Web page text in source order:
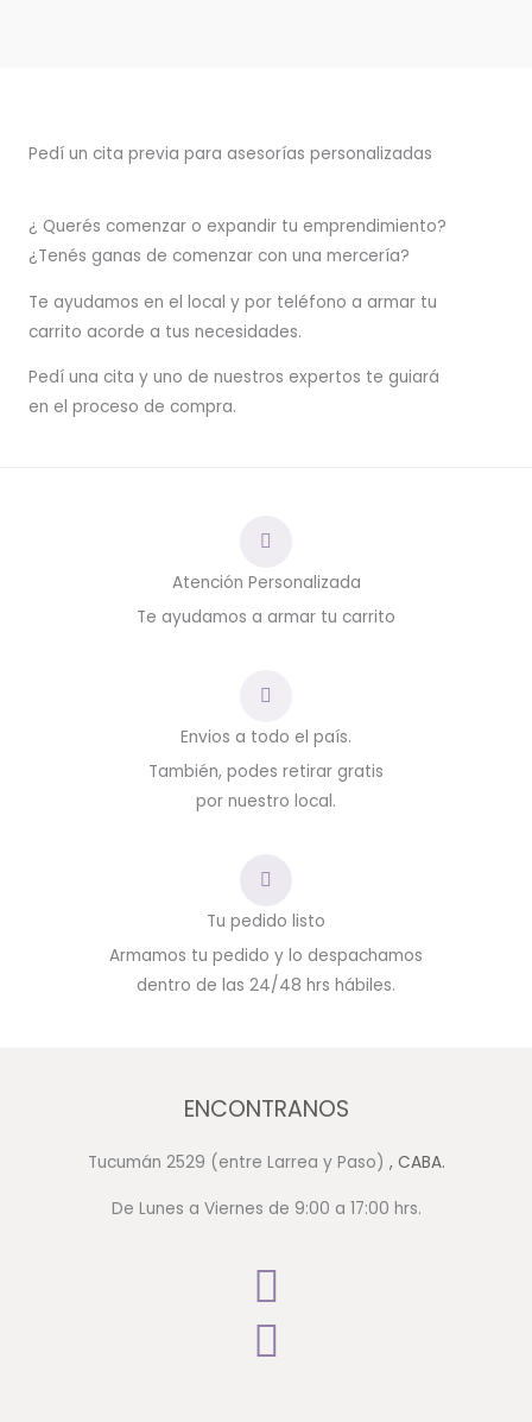
Pedí un cita previa para asesorías personalizadas
¿ Querés comenzar o expandir tu emprendimiento?
¿Tenés ganas de comenzar con una mercería?
Te ayudamos en el local y por teléfono a armar tu
carrito acorde a tus necesidades.
Pedí una cita y uno de nuestros expertos te guiará
en el proceso de compra.
Atención Personalizada
Te ayudamos a armar tu carrito
Envios a todo el país.
También, podes retirar gratis
por nuestro local.
Tu pedido listo
Armamos tu pedido y lo despachamos
dentro de las 24/48 hrs hábiles.
ENCONTRANOS
Tucumán 2529 (entre Larrea y Paso) , CABA.
De Lunes a Viernes de 9:00 a 17:00 hrs.